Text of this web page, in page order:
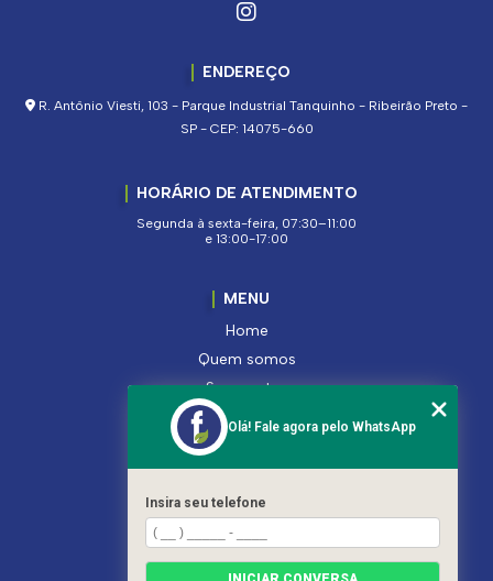
ENDEREÇO
R. Antônio Viesti, 103 - Parque Industrial Tanquinho - Ribeirão Preto -
SP - CEP: 14075-660
HORÁRIO DE ATENDIMENTO
Segunda à sexta-feira, 07:30–11:00
e 13:00-17:00
MENU
Home
Quem somos
Segmentos
Serviços
Produtos
Contato
Categorias
Mapa do site
Olá! Fale agora pelo WhatsApp
Insira seu telefone